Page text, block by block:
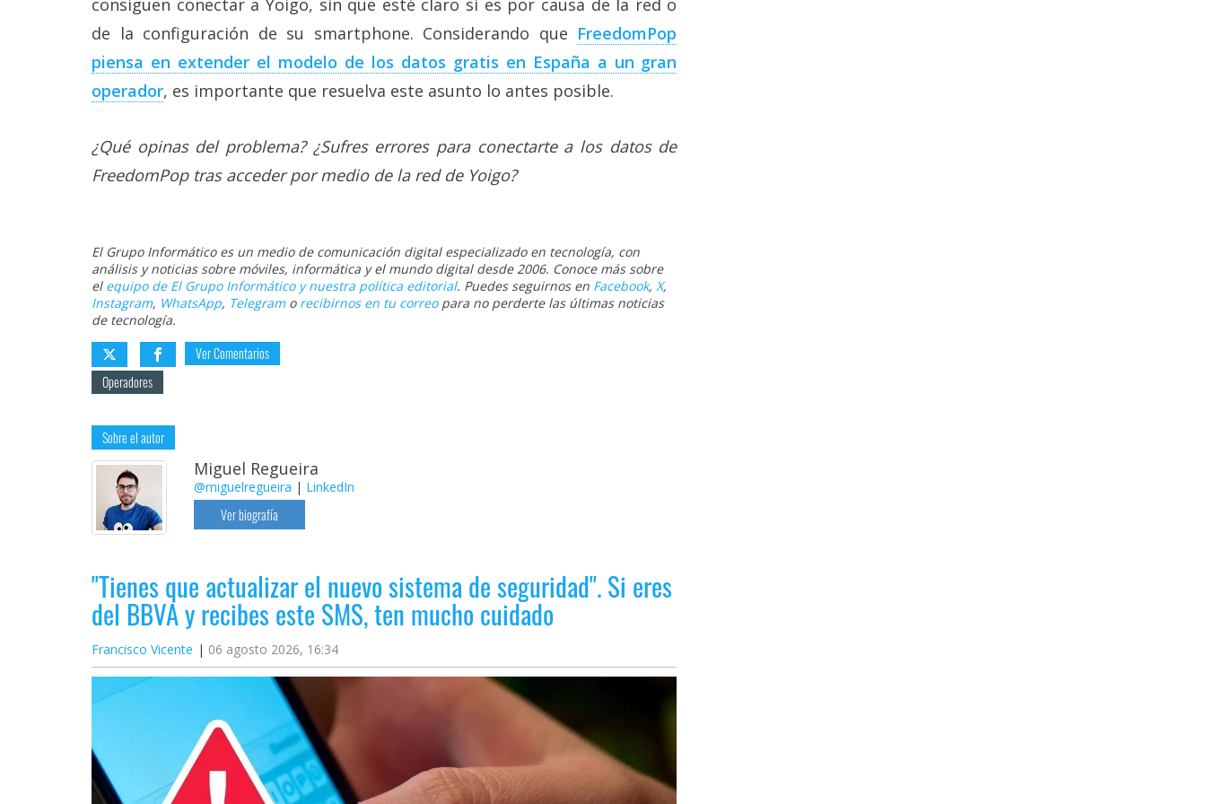
de la configuración de su smartphone. Considerando que FreedomPop
piensa en extender el modelo de los datos gratis en España a un gran
operador, es importante que resuelva este asunto lo antes posible.
¿Qué opinas del problema? ¿Sufres errores para conectarte a los datos de
FreedomPop tras acceder por medio de la red de Yoigo?
El Grupo Informático es un medio de comunicación digital especializado en tecnología, con
análisis y noticias sobre móviles, informática y el mundo digital desde 2006. Conoce más sobre
el equipo de El Grupo Informático y nuestra política editorial. Puedes seguirnos en Facebook, X,
Instagram, WhatsApp, Telegramo recibirnos en tu correopara no perderte las últimas noticias
de tecnología.
Ver Comentarios
Operadores
Sobre el autor
Miguel Regueira
@miguelregueira | LinkedIn
Ver biografía
"Tienes que actualizar el nuevo sistema de seguridad". Si eres
del BBVA y recibes este SMS, ten mucho cuidado
Francisco Vicente 06 agosto 2026, 16:34